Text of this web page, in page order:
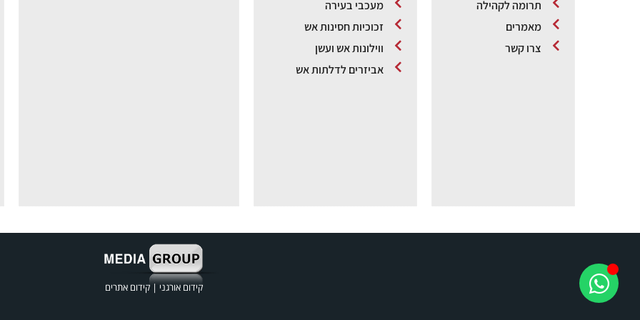
תרומה לקהילה
מאמרים
צרו קשר
מעכבי בעירה
זכוכיות חסינות אש
ווילונות אש ועשן
אביזרים לדלתות אש
קידום אורגני |קידום אתרים